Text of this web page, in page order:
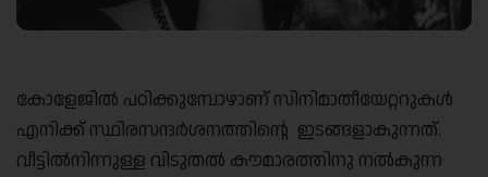
കോളേജിൽ പഠിക്കുമ്പോഴാണ് സിനിമാതീയേറ്ററുകൾ
എനിക്ക് സ്ഥിരസന്ദർശനത്തിന്റെ ഇടങ്ങളാകുന്നത്.
വീട്ടിൽനിന്നുള്ള വിടുതൽ കൗമാരത്തിനു നൽകുന്ന